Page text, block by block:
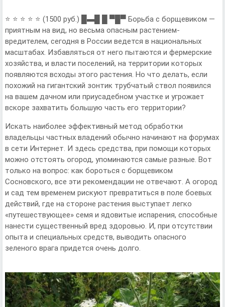
⭐ ⭐ ⭐ ⭐ ⭐ (1500 руб.) █▬█ █ ▀█▀ Борьба с борщевиком —
приятным на вид, но весьма опасным растением-
вредителем, сегодня в России ведется в национальных
масштабах. Избавляться от него пытаются и фермерские
хозяйства, и власти поселений, на территории которых
появляются всходы этого растения. Но что делать, если
похожий на гигантский зонтик трубчатый ствол появился
на вашем дачном или приусадебном участке и угрожает
вскоре захватить большую часть его территории?
Искать наиболее эффективный метод обработки
владельцы частных владений обычно начинают на форумах
в сети Интернет. И здесь средства, при помощи которых
можно отстоять огород, упоминаются самые разные. Вот
только на вопрос: как бороться с борщевиком
Сосновского, все эти рекомендации не отвечают. А огород
и сад тем временем рискуют превратиться в поле боевых
действий, где на стороне растения выступает легко
«путешествующее» семя и ядовитые испарения, способные
нанести существенный вред здоровью. И, при отсутствии
опыта и специальных средств, выводить опасного
зеленого врага придется очень долго.